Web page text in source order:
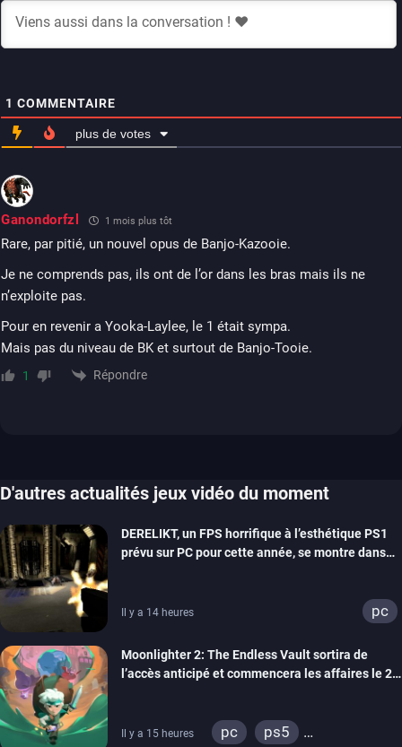
1 COMMENTAIRE
plus de votes
Ganondorfzl 1 mois plus tôt
Rare, par pitié, un nouvel opus de Banjo-Kazooie.
Je ne comprends pas, ils ont de l’or dans les bras mais ils ne
n’exploite pas.
Pour en revenir a Yooka-Laylee, le 1 était sympa.
Mais pas du niveau de BK et surtout de Banjo-Tooie.
1 Répondre
D'autres actualités jeux vidéo du moment
DERELIKT, un FPS horrifique à l’esthétique PS1
prévu sur PC pour cette année, se montre dans
Il y a 14 heures pc
Moonlighter 2: The Endless Vault sortira de
l’accès anticipé et commencera les affaires le 2
Il y a 15 heures pc ps5